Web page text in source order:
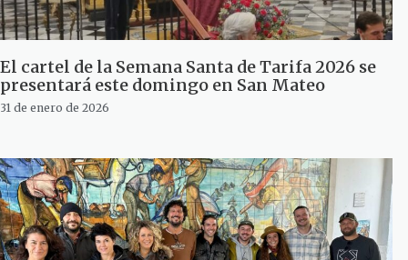
El cartel de la Semana Santa de Tarifa 2026 se
presentará este domingo en San Mateo
31 de enero de 2026